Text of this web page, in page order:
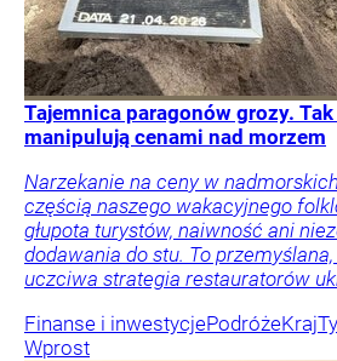
Tajemnica paragonów grozy.
manipulują cenami nad morzem
Narzekanie na ceny w
częścią naszego wakacyjnego
głupota turystów, naiwność ani
dodawania do stu. To
uczciwa strategia restauratorów
Finanse i inwestycjePodróżeKraj
Wprost